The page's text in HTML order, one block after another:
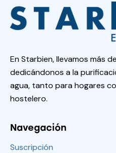
En Starbien, llevamos más
dedicándonos a la
agua, tanto para hogares
hostelero.
Navegación
Suscripción